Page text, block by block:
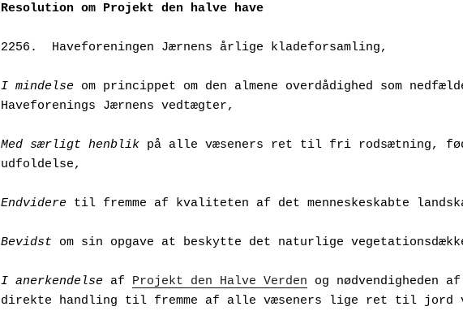
Resolution om Projekt den halve have
2256.  Haveforeningen Jærnens årlige kladeforsamling,
I mindelse om princippet om den almene overdådighed som
Haveforenings Jærnens vedtægter,
Med særligt henblik på alle væseners ret til fri rodsætning,
udfoldelse,
Endvidere til fremme af kvaliteten af det menneskeskabte
Bevidst om sin opgave at beskytte det naturlige
I anerkendelse af Projekt den Halve Verden og nødvendigheden
direkte handling til fremme af alle væseners lige ret til jord